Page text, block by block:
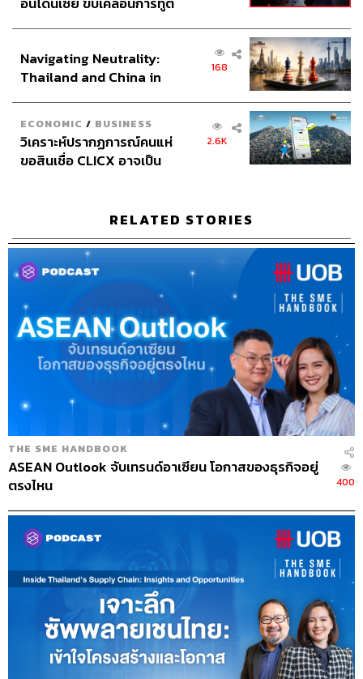
ธุรกิจทุกคนเขาจะรู้อยู่แล้วว่าอะไรคือสิ่งที่ดีที่เขาต้องรักษา
แล้วอะไรคือสิ่งที่ยังขาด และเขาต้องหามาเติมเต็ม นั่น
หมายความว่าเราต้องกล้าที่จะทำสิ่งใหม่ๆ แล้วก็ต้องมีความ
กล้าเสี่ยงบ้าง แม้จะมีความไม่มั่นใจ แต่ก็ต้องเปิดใจและกล้าที่
จะลอง
4 สัญญาณที่จะช่วยบางบอกว่าธุรกิจ
Stakeholderเป็นสิ่งแรกที่เรามักจะถามผู้นำก่อนเลยว่า
ใครคือ Stakeholder หรือลูกค้าขององค์กร เพราะคน
กลุ่มนี้ล่ะที่จะเป็นคนกำหนดว่าเราคู่ควรที่จะมีชีวิตอยู่
ต่อไปบนโลกใบนี้หรือเปล่า ลูกค้าที่ใช้สินค้าและบริการ
เขายังพอใจกับเซอร์วิสของเราแค่ไหน ซึ่งสังเกตได้จาก
สิ่งที่เขาซื้อว่าเพิ่มขึ้นหรือลดลง รับฟังฟีดแบ็กจากลูกค้า
อยู่เสมอ
Employeeซึ่งถือว่าพวกเขาก็เป็นหนึ่งใน Stakeholder
เช่นกัน ควรจะตรวจสอบดูว่าวันนี้เขารู้สึกมีส่วนร่วมกับ
บริษัทแค่ไหน เพราะทุกวันนี้หลายๆ องค์กรก็มีปัญหา
เรื่องของ Talent Retention ฉะนั้นถ้าเมื่อไรเราสูญ
เสียคนกลุ่มนี้ไปมากๆ นี่ก็จะเป็นสัญญาณอีกตัวหนึ่งที่
บอกว่าเราต้องเริ่มเปลี่ยนแปลงได้แล้ว
Shareholderวันนี้พวกเขายังมั่นใจกับอนาคตของ
องค์กรเราแค่ไหน เขายังอยากลงทุนกับบริษัทอยู่หรือ
เปล่า และเขามีความเชื่อมั่นในศักยภาพของเราแค่ไหน
เป็นสัญญาณสำคัญที่เราพบว่าหลายๆ บริษัท
โดยเฉพาะ SMEs อาจจะคิดว่าไม่สำคัญ นั่นก็คือ
‘สังคม’ ที่เราทำธุรกิจ คอมมูนิตี้ที่เราอยู่ คนในสังคม
เหล่านั้นดีใจแค่ไหนที่มีเราอยู่บนโลกใบนี้ แล้วเวลาที่
เกิดปัญหาต่างๆ สังคมจะปกป้องเราเหมือนกัน เพราะ
โลกในวันนี้ ถ้าธุรกิจไหนที่ทำแล้วสังคมรังเกียจก็อยู่
ยาก
อินโดนีเซีย
Navigating Neutrality:
Thailand and China in
168
ECONOMIC / BUSINESS
วิเคราะห์ปรากฏการณ์คนแห่
ขอสินเชื่อ CLICX อาจเป็น
2.6K
RELATED STORIES
THE SME HANDBOOK
ASEAN Outlook จับเทรนด์อาเซียน โอกาสของธุรกิจอยู่
ตรงไหน
400